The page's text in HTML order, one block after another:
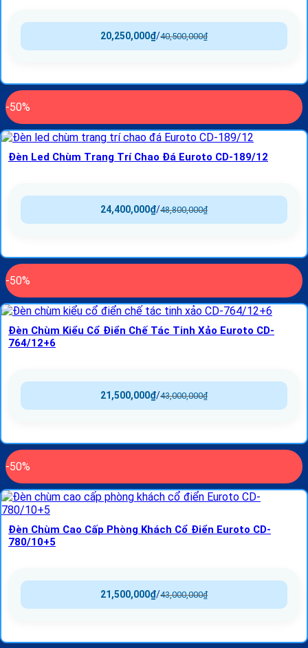
40,500,000₫
/
20,250,000₫
-50%
Đèn Led Chùm Trang Trí Chao Đá Euroto CD-189/12
48,800,000₫
/
24,400,000₫
-50%
Đèn Chùm Kiểu Cổ Điển Chế Tác Tinh Xảo Euroto CD-
764/12+6
43,000,000₫
/
21,500,000₫
-50%
Đèn Chùm Cao Cấp Phòng Khách Cổ Điển Euroto CD-
780/10+5
43,000,000₫
/
21,500,000₫